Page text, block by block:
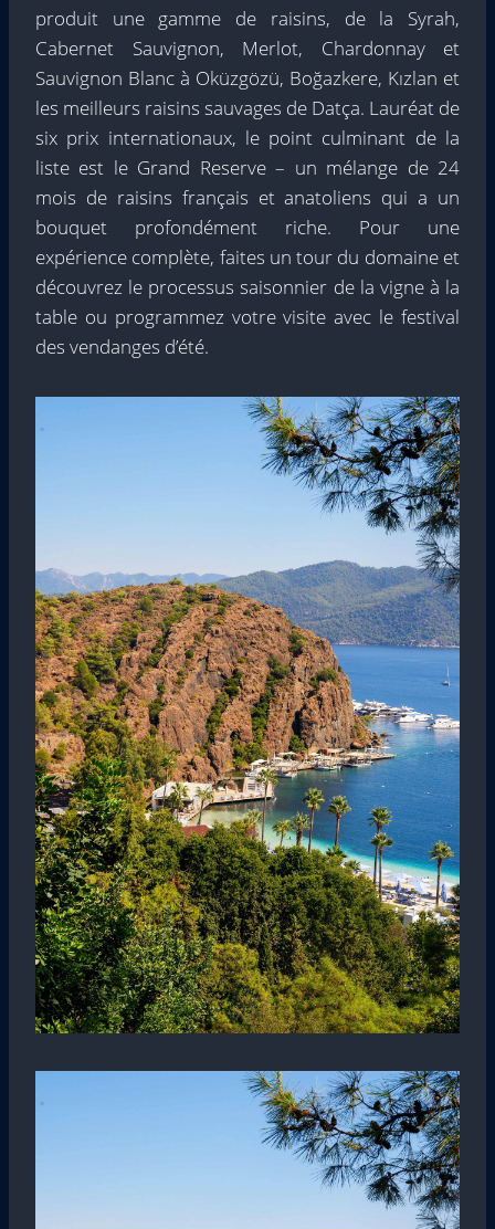
produit une gamme de raisins, de la Syrah,
Cabernet Sauvignon, Merlot, Chardonnay et
Sauvignon Blanc à Oküzgözü, Boğazkere, Kızlan et
les meilleurs raisins sauvages de Datça. Lauréat de
six prix internationaux, le point culminant de la
liste est le Grand Reserve – un mélange de 24
mois de raisins français et anatoliens qui a un
bouquet profondément riche. Pour une
expérience complète, faites un tour du domaine et
découvrez le processus saisonnier de la vigne à la
table ou programmez votre visite avec le festival
des vendanges d’été.